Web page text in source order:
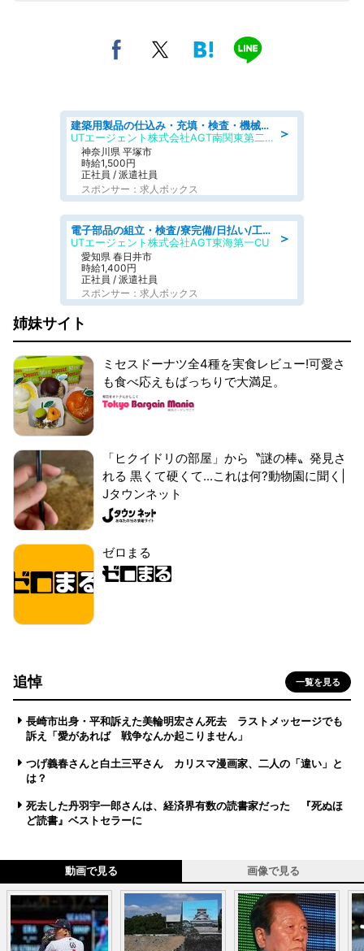
＞
建築用製品の仕込み・充填・検査・機械操作/寮完備/日払い/工場・製造
UTエージェント株式会社AGT南関東第二CU
神奈川県 平塚市
時給1,500円
正社員 / 派遣社員
スポンサー：求人ボックス
＞
電子部品の組立・検査/寮完備/日払い/工場・製造
UTエージェント株式会社AGT東海第一CU
愛知県 春日井市
時給1,400円
正社員 / 派遣社員
スポンサー：求人ボックス
姉妹サイト
ミセスドーナツ全4種を実食レビュー!可愛さ
も食べ応えもばっちりで大満足。
「ヒクイドリの部屋」から〝謎の棒〟発見さ
れる 黒くて硬くて...これは何?動物園に聞く|
Jタウンネット
ゼロまる
追悼 一覧を見る
長崎市出身・平和訴えた美輪明宏さん死去 ラストメッセージでも
訴え「愛があれば 戦争なんか起こりません」
つげ義春さんと白土三平さん カリスマ漫画家、二人の「違い」と
は？
死去した丹羽宇一郎さんは、経済界有数の読書家だった 『死ぬほ
ど読書』ベストセラーに
動画で見る 画像で見る